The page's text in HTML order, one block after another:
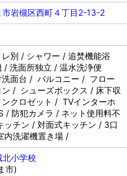
市岩槻区西町４丁目2-13-2
別 / シャワー / 追焚機能浴
/ 洗面所独立 / 温水洗浄便
洗面台 / バルコニー / フロー
ン / シューズボックス / 床下収
クロゼット / TVインターホ
/ 防犯カメラ / ネット使用料不
チン / 対面式キッチン / 3口
内洗濯機置き場 /
北小学校
市)